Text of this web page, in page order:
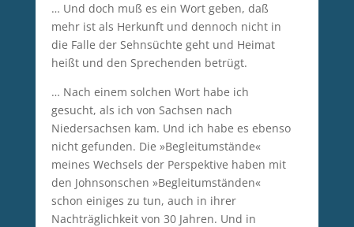
… Und doch muß es ein Wort geben, daß
mehr ist als Herkunft und dennoch nicht in
die Falle der Sehnsüchte geht und Heimat
heißt und den Sprechenden betrügt.
… Nach einem solchen Wort habe ich
gesucht, als ich von Sachsen nach
Niedersachsen kam. Und ich habe es ebenso
nicht gefunden. Die »Begleitumstände«
meines Wechsels der Perspektive haben mit
den Johnsonschen »Begleitumständen«
schon einiges zu tun, auch in ihrer
Nachträglichkeit von 30 Jahren. Und in